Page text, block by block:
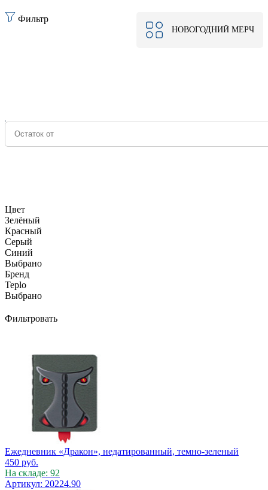
Фильтр
Цвет
Зелёный
Красный
Серый
Синий
Выбрано
Бренд
Teplo
Выбрано
Фильтровать
НОВОГОДНИЙ МЕРЧ
Ежедневник «Дракон», недатированный, темно-зеленый
450 руб.
На складе: 92
Артикул: 20224.90